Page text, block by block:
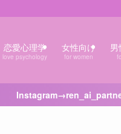
恋愛心理学
love psychology
女性向け
for women
男